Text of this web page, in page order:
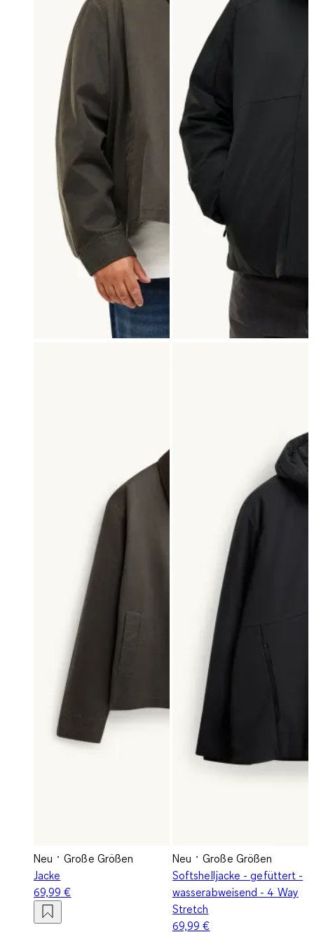
Neu
Große Größen
Jacke
69,99 €
Neu
Große Größen
Softshelljacke - gefüttert -
wasserabweisend - 4 Way
Stretch
69,99 €